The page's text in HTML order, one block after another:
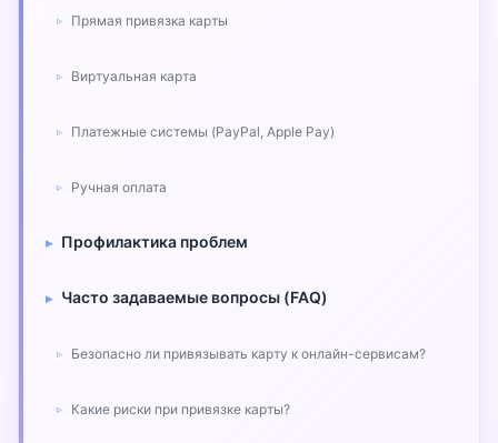
Прямая привязка карты
Виртуальная карта
Платежные системы (PayPal, Apple Pay)
Ручная оплата
Профилактика проблем
Часто задаваемые вопросы (FAQ)
Безопасно ли привязывать карту к онлайн-сервисам?
Какие риски при привязке карты?